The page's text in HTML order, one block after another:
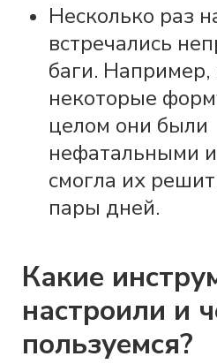
Несколько раз
встречались
баги. Например,
некоторые
целом они были
нефатальными
смогла их
пары дней.
Какие
настроили и
пользуемся?